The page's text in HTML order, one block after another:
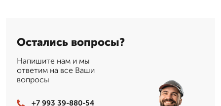
Остались вопросы?
Напишите нам и мы
ответим на все Ваши
вопросы
+7 993 39-880-54